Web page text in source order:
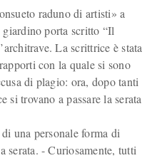
raduno di artisti» a
porta scritto “Il
La scrittrice è stata
con la quale si sono
di plagio: ora, dopo tanti
si trovano a passare la serata
una personale forma di
serata. - Curiosamente, tutti